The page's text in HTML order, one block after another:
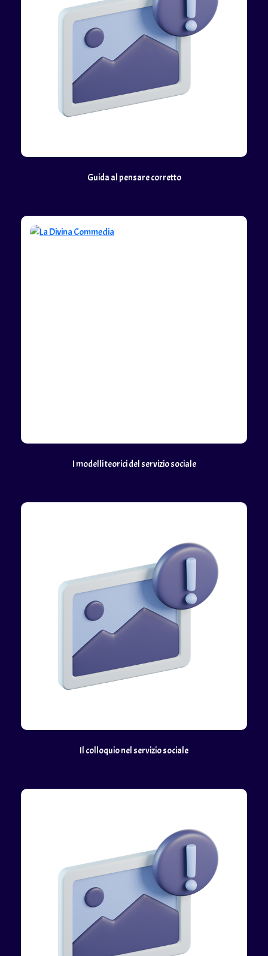
Guida al pensare corretto
I modelli teorici del servizio sociale
Il colloquio nel servizio sociale